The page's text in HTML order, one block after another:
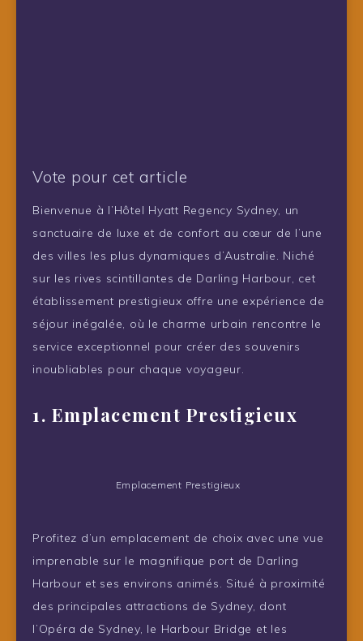
Vote pour cet article
Bienvenue à l’Hôtel Hyatt Regency Sydney, un
sanctuaire de luxe et de confort au cœur de l’une
des villes les plus dynamiques d’Australie. Niché
sur les rives scintillantes de Darling Harbour, cet
établissement prestigieux offre une expérience de
séjour inégalée, où le charme urbain rencontre le
service exceptionnel pour créer des souvenirs
inoubliables pour chaque voyageur.
1. Emplacement Prestigieux
Emplacement Prestigieux
Profitez d’un emplacement de choix avec une vue
imprenable sur le magnifique port de Darling
Harbour et ses environs animés. Situé à proximité
des principales attractions de Sydney, dont
l’Opéra de Sydney, le Harbour Bridge et les